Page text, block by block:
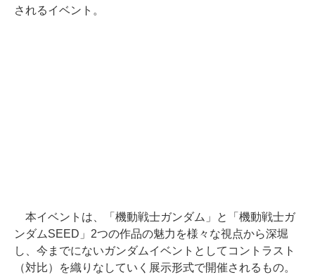
されるイベント。
本イベントは、「機動戦士ガンダム」と「機動戦士ガ
ンダムSEED」2つの作品の魅力を様々な視点から深堀
し、今までにないガンダムイベントとしてコントラスト
（対比）を織りなしていく展示形式で開催されるもの。